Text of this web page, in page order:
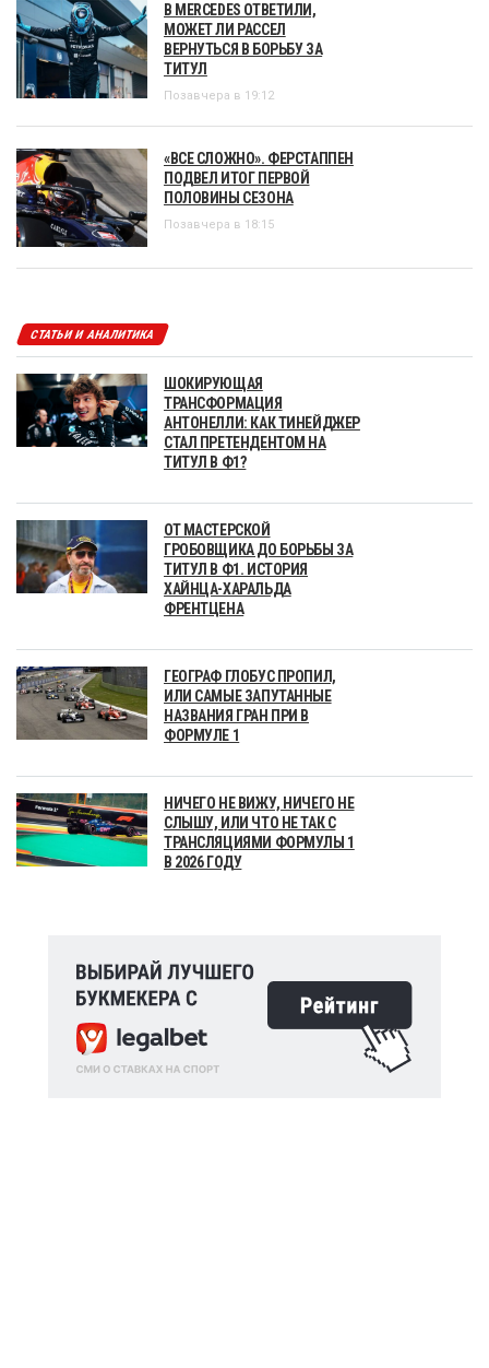
В MERCEDES ОТВЕТИЛИ,
МОЖЕТ ЛИ РАССЕЛ
ВЕРНУТЬСЯ В БОРЬБУ ЗА
ТИТУЛ
Позавчера в 19:12
«ВСЕ СЛОЖНО». ФЕРСТАППЕН
ПОДВЕЛ ИТОГ ПЕРВОЙ
ПОЛОВИНЫ СЕЗОНА
Позавчера в 18:15
СТАТЬИ И АНАЛИТИКА
ШОКИРУЮЩАЯ
ТРАНСФОРМАЦИЯ
АНТОНЕЛЛИ: КАК ТИНЕЙДЖЕР
СТАЛ ПРЕТЕНДЕНТОМ НА
ТИТУЛ В Ф1?
ОТ МАСТЕРСКОЙ
ГРОБОВЩИКА ДО БОРЬБЫ ЗА
ТИТУЛ В Ф1. ИСТОРИЯ
ХАЙНЦА-ХАРАЛЬДА
ФРЕНТЦЕНА
ГЕОГРАФ ГЛОБУС ПРОПИЛ,
ИЛИ САМЫЕ ЗАПУТАННЫЕ
НАЗВАНИЯ ГРАН ПРИ В
ФОРМУЛЕ 1
НИЧЕГО НЕ ВИЖУ, НИЧЕГО НЕ
СЛЫШУ, ИЛИ ЧТО НЕ ТАК С
ТРАНСЛЯЦИЯМИ ФОРМУЛЫ 1
В 2026 ГОДУ